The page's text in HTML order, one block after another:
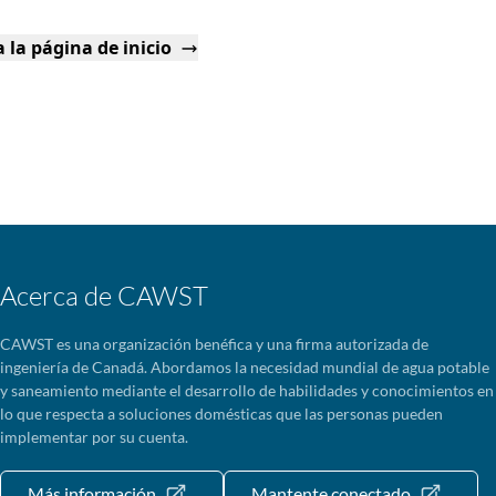
la página de inicio
Acerca de CAWST
CAWST es una organización benéfica y una firma autorizada de
ingeniería de Canadá. Abordamos la necesidad mundial de agua potable
y saneamiento mediante el desarrollo de habilidades y conocimientos en
lo que respecta a soluciones domésticas que las personas pueden
implementar por su cuenta.